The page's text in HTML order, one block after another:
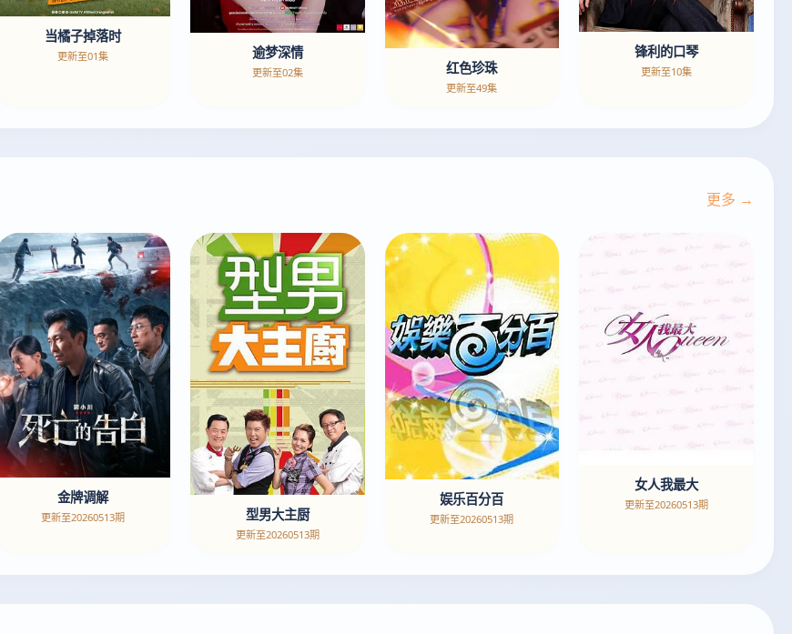
当橘子掉落时
更新至01集 逾梦深情
更新至02集 红色珍珠
更新至49集
锋利的口琴
更新至10集
更多 →
金牌调解
更新至20260513期 型男大主厨
更新至20260513期
娱乐百分百
更新至20260513期
女人我最大
更新至20260513期